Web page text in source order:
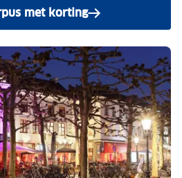
met korting